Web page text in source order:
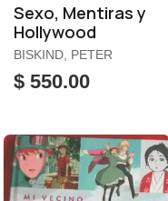
Sexo, Mentiras y
Hollywood
BISKIND, PETER
$ 550.00